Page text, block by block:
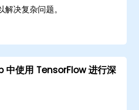
决复杂问题。
使用 TensorFlow 进行深